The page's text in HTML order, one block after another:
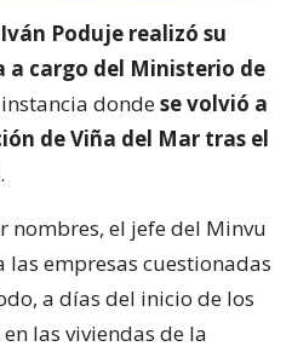
Poduje realizó su
a cargo del Ministerio de
instancia dondese volvió a
de Viña del Mar tras el
.
nombres, el jefe del Minvu
las empresas cuestionadas
a días del inicio de los
las viviendas de la